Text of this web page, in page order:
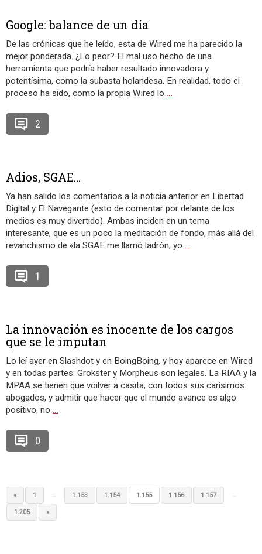
Google: balance de un día
De las crónicas que he leído, esta de Wired me ha parecido la
mejor ponderada. ¿Lo peor? El mal uso hecho de una
herramienta que podría haber resultado innovadora y
potentísima, como la subasta holandesa. En realidad, todo el
proceso ha sido, como la propia Wired lo …
2
Adios, SGAE…
Ya han salido los comentarios a la noticia anterior en Libertad
Digital y El Navegante (esto de comentar por delante de los
medios es muy divertido). Ambas inciden en un tema
interesante, que es un poco la meditación de fondo, más allá del
revanchismo de «la SGAE me llamó ladrón, yo …
1
La innovación es inocente de los cargos
que se le imputan
Lo leí ayer en Slashdot y en BoingBoing, y hoy aparece en Wired
y en todas partes: Grokster y Morpheus son legales. La RIAA y la
MPAA se tienen que voilver a casita, con todos sus carísimos
abogados, y admitir que hacer que el mundo avance es algo
positivo, no …
0
« 1 … 1.153 1.154 1.155 1.156 1.157 …
1.205 »